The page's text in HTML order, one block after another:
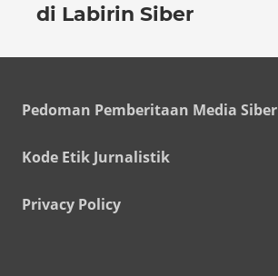
di Labirin Siber
Pedoman Pemberitaan Media Siber
Kode Etik Jurnalistik
Privacy Policy